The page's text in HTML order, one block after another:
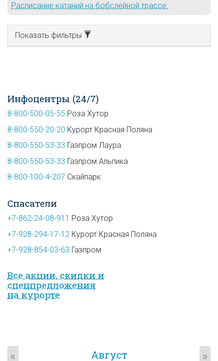
Расписание катаний на бобслейной трассе.
Показать фильтры
Инфоцентры (24/7)
8-800-500-05-55 Роза Хутор
8-800-550-20-20 Курорт Красная Поляна
8-800-550-53-33 Газпром Лаура
8-800-550-53-33 Газпром Альпика
8-800-100-4-207 Скайпарк
Спасатели
+7-862-24-08-911 Роза Хутор
+7-928-294-17-12 Курорт Красная Поляна
+7-928-854-03-63 Газпром
Все акции, скидки и
спец­предложе­ния
на курорте
Август
« »